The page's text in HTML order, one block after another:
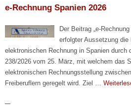
e-Rechnung Spanien 2026
Der Beitrag „e-
erfolgter Aussetzung die
elektronischen Rechnung in Spanien durch
238/2026 vom 25. März, mit welchem das
elektronischen Rechnungsstellung
Freiberuflern geregelt wird. Ziel …